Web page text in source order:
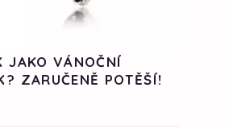
JAKO VÁNOČNÍ
ZARUČENĚ POTĚŠÍ!